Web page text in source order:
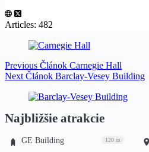
Articles: 482
Previous Článok Carnegie Hall
Next Článok Barclay-Vesey Building
Najbližšie atrakcie
GE Building 120 m